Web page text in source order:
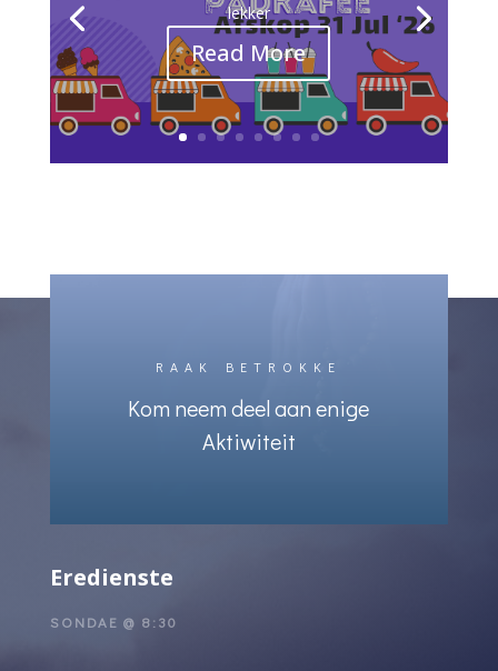
lekker
Read More
RAAK BETROKKE
Kom neem deel aan enige
Aktiwiteit
Eredienste
SONDAE @ 8:30